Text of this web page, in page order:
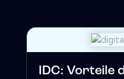
IDC: Vorteile